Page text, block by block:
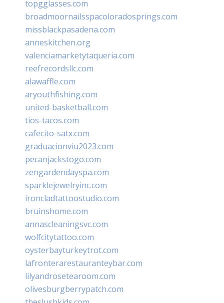
topgglasses.com
broadmoornailsspacoloradosprings.com
missblackpasadena.com
anneskitchen.org
valenciamarketytaqueria.com
reefrecordsllc.com
alawaffle.com
aryouthfishing.com
united-basketball.com
tios-tacos.com
cafecito-satx.com
graduacionviu2023.com
pecanjackstogo.com
zengardendayspa.com
sparklejewelryinc.com
ironcladtattoostudio.com
bruinshome.com
annascleaningsvc.com
wolfcitytattoo.com
oysterbayturkeytrot.com
lafronterarestauranteybar.com
lilyandrosetearoom.com
olivesburgberrypatch.com